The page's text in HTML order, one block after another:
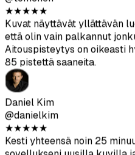
Daniel Kim
@danielkim
★★★★★
Kesti yhteensä noin 25
sovellukseni uusilla kuvilla
päivän kuluessa. Myös
laadukkaampaa.
Lucas Berg
@lucasberg